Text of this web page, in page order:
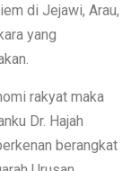
di Jejawi, Arau,
yang
rakyat maka
Dr. Hajah
berangkat